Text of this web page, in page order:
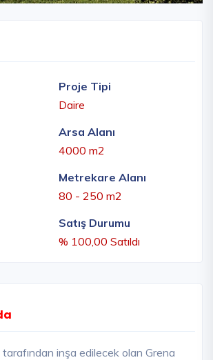
Proje Tipi
Daire
Arsa Alanı
4000 m2
Metrekare Alanı
80 - 250 m2
Satış Durumu
% 100,00 Satıldı
inşa edilecek olan Grena